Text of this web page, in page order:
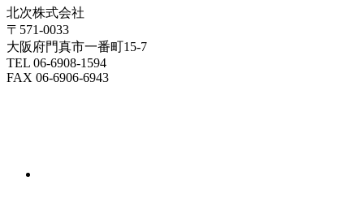
北次株式会社
〒571-0033
大阪府門真市一番町15-7
TEL 06-6908-1594
FAX 06-6906-6943